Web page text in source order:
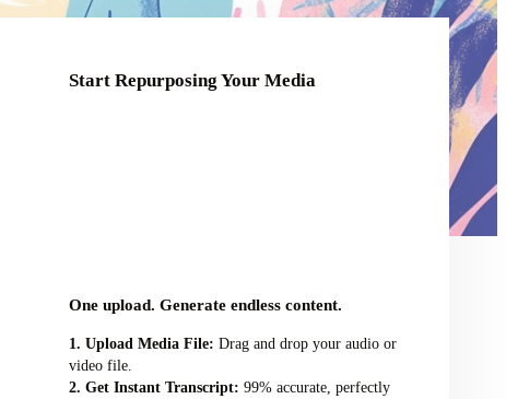
Start Repurposing Your Media
One upload. Generate endless content.
Upload Media File: Drag and drop your audio or
video file.
Get Instant Transcript: 99% accurate, perfectly